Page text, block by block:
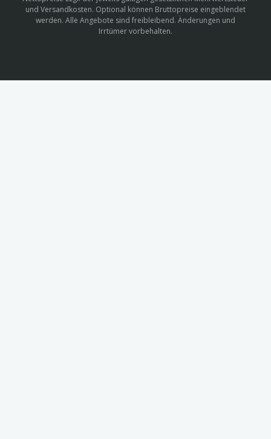
und Versandkosten. Optional können Bruttopreise eingeblendet
werden. Alle Angebote sind freibleibend. Änderungen und
Irrtümer vorbehalten.